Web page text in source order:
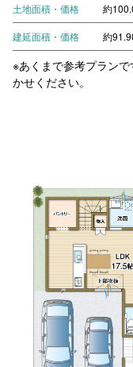
土地面積・価格 約
建延面積・価格 約
※あくまで参考プラン
かせください。